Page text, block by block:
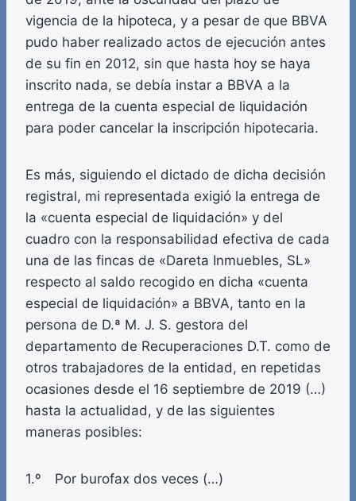
vigencia de la hipoteca, y a pesar de que BBVA
pudo haber realizado actos de ejecución antes
de su fin en 2012, sin que hasta hoy se haya
inscrito nada, se debía instar a BBVA a la
entrega de la cuenta especial de liquidación
para poder cancelar la inscripción hipotecaria.
Es más, siguiendo el dictado de dicha decisión
registral, mi representada exigió la entrega de
la «cuenta especial de liquidación» y del
cuadro con la responsabilidad efectiva de cada
una de las fincas de «Dareta Inmuebles, SL»
respecto al saldo recogido en dicha «cuenta
especial de liquidación» a BBVA, tanto en la
persona de D.ª M. J. S. gestora del
departamento de Recuperaciones D.T. como de
otros trabajadores de la entidad, en repetidas
ocasiones desde el 16 septiembre de 2019 (…)
hasta la actualidad, y de las siguientes
maneras posibles:
1.º Por burofax dos veces (…)